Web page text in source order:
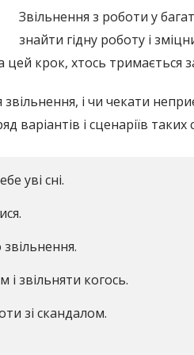
Звільнення з роботи у
знайти гідну роботу і
крок, хтось тримається
звільнення, і чи чекати
варіантів і сценаріїв таких
уві сні.
звільняти когось.
зі скандалом.